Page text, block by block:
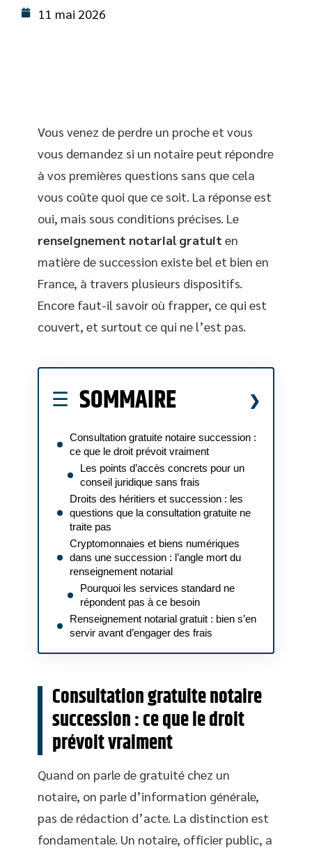
11 mai 2026
Vous venez de perdre un proche et vous
vous demandez si un notaire peut répondre
à vos premières questions sans que cela
vous coûte quoi que ce soit. La réponse est
oui, mais sous conditions précises. Le
renseignement notarial gratuit en
matière de succession existe bel et bien en
France, à travers plusieurs dispositifs.
Encore faut-il savoir où frapper, ce qui est
couvert, et surtout ce qui ne l’est pas.
SOMMAIRE
Consultation gratuite notaire succession :
ce que le droit prévoit vraiment
Les points d’accès concrets pour un
conseil juridique sans frais
Droits des héritiers et succession : les
questions que la consultation gratuite ne
traite pas
Cryptomonnaies et biens numériques
dans une succession : l’angle mort du
renseignement notarial
Pourquoi les services standard ne
répondent pas à ce besoin
Renseignement notarial gratuit : bien s’en
servir avant d’engager des frais
Consultation gratuite notaire
succession : ce que le droit
prévoit vraiment
Quand on parle de gratuité chez un
notaire, on parle d’information générale,
pas de rédaction d’acte. La distinction est
fondamentale. Un notaire, officier public, a